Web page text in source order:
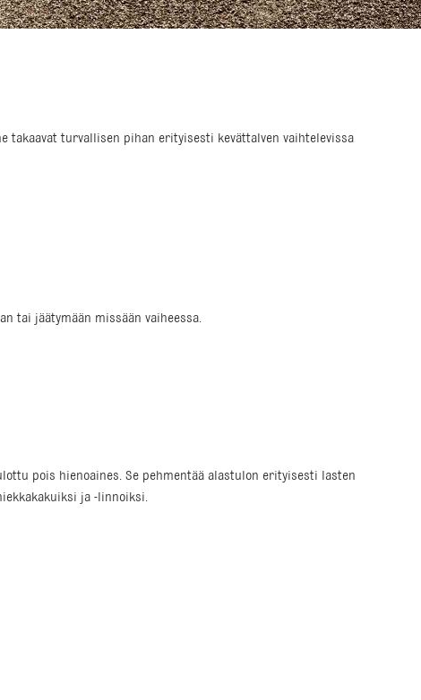
turvallisen pihan erityisesti kevättalven vaihtelevissa
tai jäätymään missään vaiheessa.
pois hienoaines. Se pehmentää alastulon erityisesti lasten
ja -linnoiksi.